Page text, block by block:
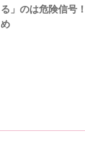
る」のは危険信号
め